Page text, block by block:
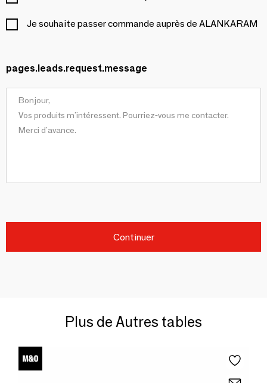
Je souhaite passer commande auprès de ALANKARAM
pages.leads.request.message
Continuer
Plus de Autres tables